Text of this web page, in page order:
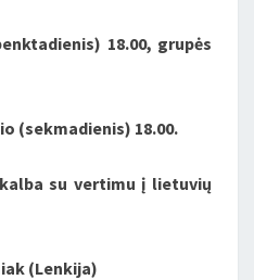
18.00, grupės
(sekmadienis) 18.00.
su vertimu į lietuvių
(Lenkija)